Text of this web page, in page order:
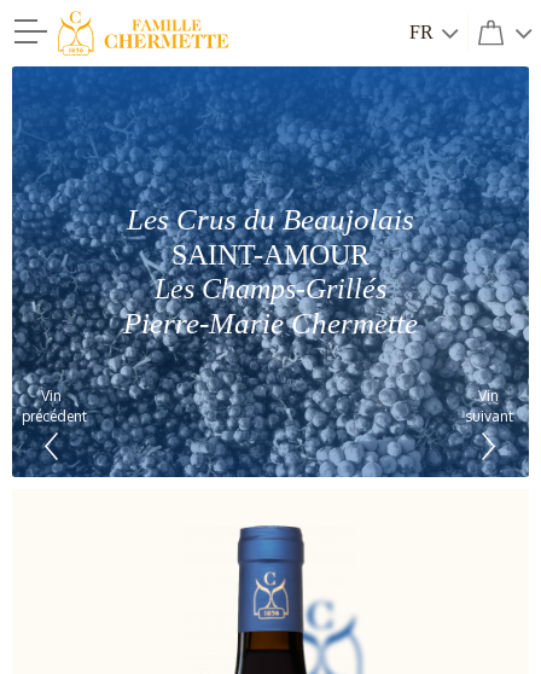
Famille Chermette
FR
Les Crus du Beaujolais
SAINT-AMOUR
Les Champs-Grillés
Pierre-Marie Chermette
Vin
précédent
Vin
suivant